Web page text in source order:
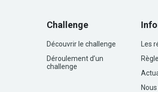
Challenge
Découvrir le challenge
Déroulement d’un
challenge
Les